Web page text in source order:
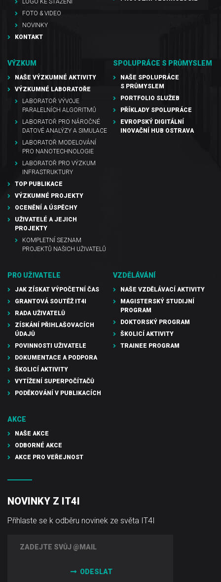
FOTO & VIDEO
NOVINKY
KONTAKT
VÝZKUM
NAŠE VÝZKUMNÉ AKTIVITY
VÝZKUMNÉ LABORATOŘE
LABORATOŘ VÝVOJE
PARALELNÍCH ALGORITMŮ
LABORATOŘ PRO NÁROČNÉ
DATOVÉ ANALÝZY A SIMULACE
LABORATOŘ MODELOVÁNÍ
PRO NANOTECHNOLOGIE
LABORATOŘ PRO VÝZKUM
INFRASTRUKTURY
TOP PUBLIKACE
VÝZKUMNÉ PROJEKTY
OCENĚNÍ A ÚSPĚCHY
UŽIVATELÉ A JEJICH
PROJEKTY
KOMPLETNÍ SEZNAM
PROJEKTŮ NAŠICH UŽIVATELŮ
SPOLUPRÁCE S PRŮMYSLEM
NAŠE SPOLUPRÁCE
S PRŮMYSLEM
PORTFOLIO SLUŽEB
PŘÍKLADY SPOLUPRÁCE
EVROPSKÝ DIGITÁLNÍ
INOVAČNÍ HUB OSTRAVA
PRO UŽIVATELE
JAK ZÍSKAT VÝPOČETNÍ ČAS
GRANTOVÁ SOUTĚŽ IT4I
RADA UŽIVATELŮ
ZÍSKÁNÍ PŘIHLAŠOVACÍCH
ÚDAJŮ
POVINNOSTI UŽIVATELE
DOKUMENTACE A PODPORA
ŠKOLICÍ AKTIVITY
VYTÍŽENÍ SUPERPOČÍTAČŮ
PODĚKOVÁNÍ V PUBLIKACÍCH
VZDĚLÁVÁNÍ
NAŠE VZDĚLÁVACÍ AKTIVITY
MAGISTERSKÝ STUDIJNÍ
PROGRAM
DOKTORSKÝ PROGRAM
ŠKOLICÍ AKTIVITY
TRAINEE PROGRAM
AKCE
NAŠE AKCE
ODBORNÉ AKCE
AKCE PRO VEŘEJNOST
NOVINKY Z IT4I
Přihlaste se k odběru novinek ze světa IT4I
ODESLAT